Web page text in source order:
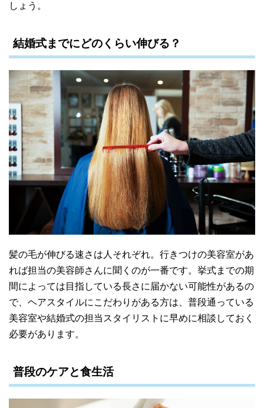
しょう。
結婚式までにどのくらい伸びる？
髪の毛が伸びる速さは人それぞれ。行きつけの美容室があ
れば担当の美容師さんに聞くのが一番です。挙式までの期
間によっては目指している長さに届かない可能性があるの
で、ヘアスタイルにこだわりがある方は、普段通っている
美容室や結婚式の担当スタイリストに早めに相談しておく
必要があります。
普段のケアと食生活